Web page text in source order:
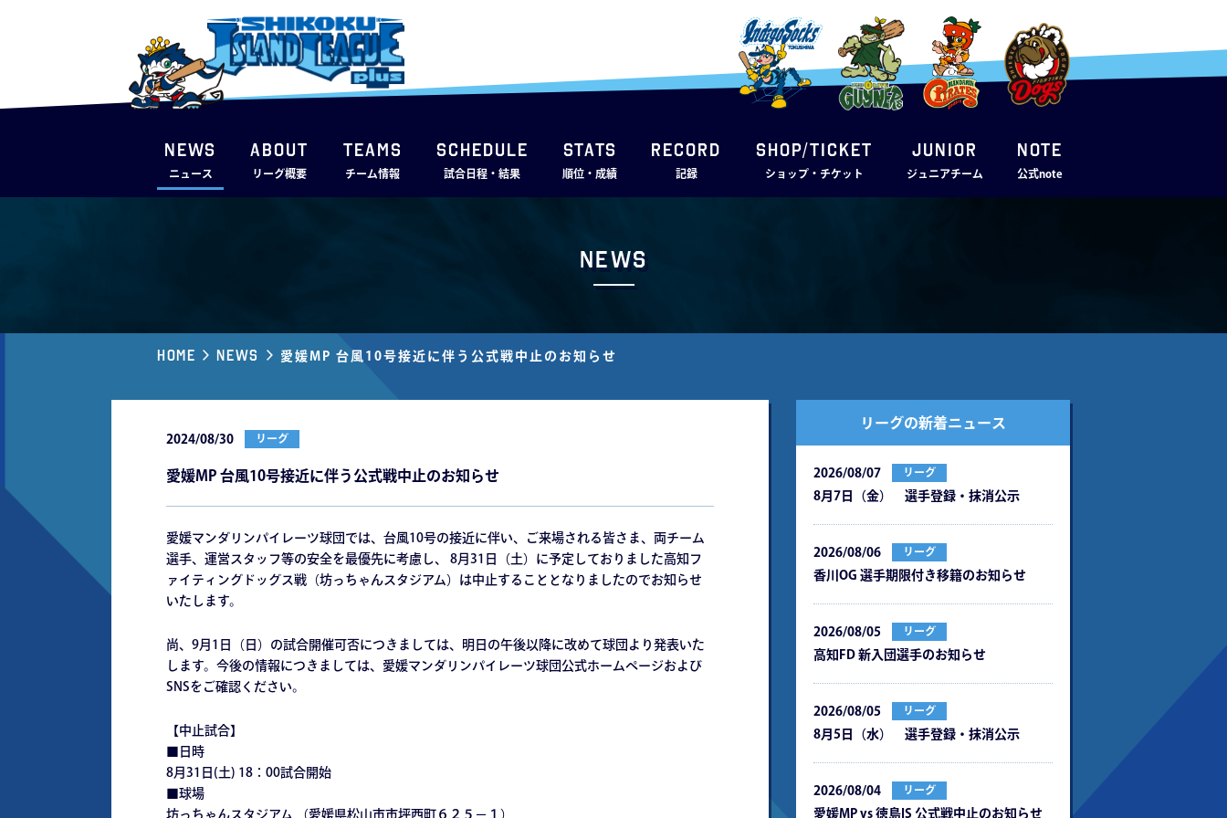
NEWS
ニュース
ABOUT
リーグ概要
TEAMS
チーム情報
SCHEDULE
試合日程・結果
STATS
順位・成績
RECORD
記録
SHOP/TICKET
ショップ・チケット
JUNIOR
ジュニアチーム
note
公式note
News
Home News 愛媛MP 台風10号接近に伴う公式戦中止のお知らせ
2024/08/30 リーグ
愛媛MP 台風10号接近に伴う公式戦中止のお知らせ
愛媛マンダリンパイレーツ球団では、台風10号の接近に伴い、ご来場される皆さま、両チーム
選手、運営スタッフ等の安全を最優先に考慮し、 8月31日（土）に予定しておりました高知フ
ァイティングドッグス戦（坊っちゃんスタジアム）は中止することとなりましたのでお知らせ
いたします。
尚、9月1日（日）の試合開催可否につきましては、明日の午後以降に改めて球団より発表いた
します。今後の情報につきましては、愛媛マンダリンパイレーツ球団公式ホームページおよび
SNSをご確認ください。
【中止試合】
■日時
8月31日(土) 18：00試合開始
■球場
坊っちゃんスタジアム （愛媛県松山市市坪西町６２５−１）
リーグの新着ニュース
2026/08/07 リーグ
8月7日（金） 選手登録・抹消公示
2026/08/06 リーグ
⾹川OG 選⼿期限付き移籍のお知らせ
2026/08/05 リーグ
⾼知FD 新⼊団選⼿のお知らせ
2026/08/05 リーグ
8月5日（水） 選手登録・抹消公示
2026/08/04 リーグ
愛媛MP vs 徳島IS 公式戦中⽌のお知らせ